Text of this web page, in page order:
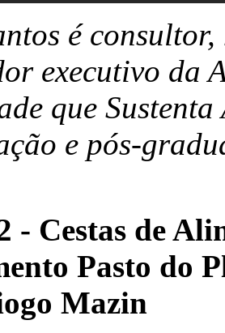
é
executivo da
que
e pós-
- Cestas de
Pasto do
Mazin